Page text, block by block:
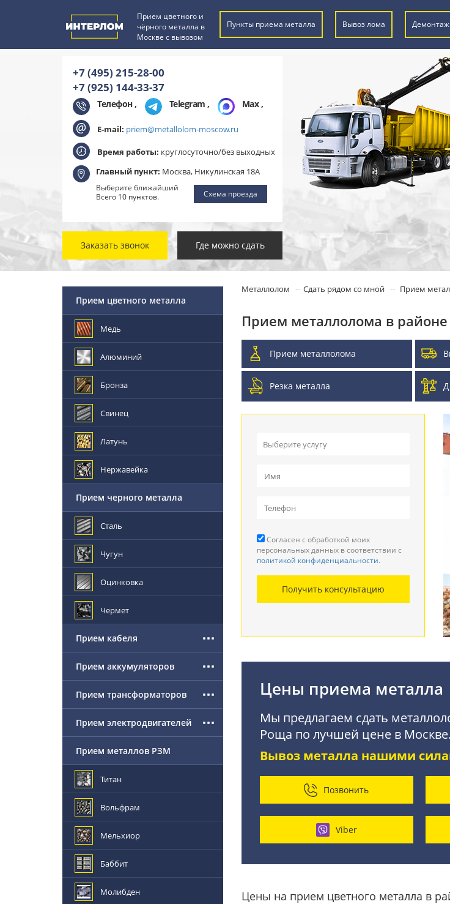
Прием цветного и
чёрного металла в
Москве с вывозом
Пункты приема металла Вывоз лома Демонтаж
+7 (495) 215-28-00
+7 (925) 144-33-37
Телефон , Telegram , Max,
E-mail: priem@metallolom-moscow.ru
Время работы: круглосуточно/без выходных
Главный пункт: Москва, Никулинская 18А
Выберите ближайший
Всего 10 пунктов.
Схема проезда
Заказать звонок Где можно сдать
Металлолом Сдать рядом со мной Прием
Прием металлолома в
Прием металлолома
Резка металла
Выберите услугу
Прием кабеля
Резка металла
Демонтаж металлоконструкций
Покупка АКБ
Согласен с обработкой моих
персональных данных в соответствии с
политикой конфиденциальности.
Получить консультацию
Цены приема металла
Мы предлагаем сдать
Роща по лучшей цене в Москве.
Вывоз металла нашими
Позвонить
Viber
Цены на прием цветного металла в
Прием цветного металла
Медь
Алюминий
Бронза
Свинец
Латунь
Нержавейка
Прием черного металла
Сталь
Чугун
Оцинковка
Чермет
Прием кабеля
Прием аккумуляторов
Прием трансформаторов
Прием электродвигателей
Прием металлов РЗМ
Титан
Вольфрам
Мельхиор
Баббит
Молибден